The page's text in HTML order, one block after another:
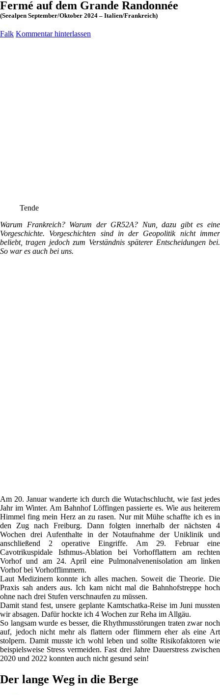
Fermé auf dem Grande Randonnée
(Seealpen September/Oktober 2024 – Italien/Frankreich)
Falk Kommentar hinterlassen
Tende
Warum Frankreich? Warum der GR52A? Nun, dazu gibt es eine
Vorgeschichte. Vorgeschichten sind in der Geopolitik nicht immer
beliebt, tragen jedoch zum Verständnis späterer Entscheidungen bei.
So war es auch bei uns.
Am 20. Januar wanderte ich durch die Wutachschlucht, wie fast jedes
Jahr im Winter. Am Bahnhof Löffingen passierte es. Wie aus heiterem
Himmel fing mein Herz an zu rasen. Nur mit Mühe schaffte ich es in
den Zug nach Freiburg. Dann folgten innerhalb der nächsten 4
Wochen drei Aufenthalte in der Notaufnahme der Uniklinik und
anschließend 2 operative Eingriffe. Am 29. Februar eine
Cavotrikuspidale Isthmus-Ablation bei Vorhofflattern am rechten
Vorhof und am 24. April eine Pulmonalvenenisolation am linken
Vorhof bei Vorhofflimmern.
Laut Medizinern konnte ich alles machen. Soweit die Theorie. Die
Praxis sah anders aus. Ich kam nicht mal die Bahnhofstreppe hoch
ohne nach drei Stufen verschnaufen zu müssen.
Damit stand fest, unsere geplante Kamtschatka-Reise im Juni mussten
wir absagen. Dafür hockte ich 4 Wochen zur Reha im Allgäu.
So langsam wurde es besser, die Rhythmusstörungen traten zwar noch
auf, jedoch nicht mehr als flattern oder flimmern eher als eine Art
stolpern. Damit musste ich wohl leben und sollte Risikofaktoren wie
beispielsweise Stress vermeiden. Fast drei Jahre Dauerstress zwischen
2020 und 2022 konnten auch nicht gesund sein!
Der lange Weg in die Berge